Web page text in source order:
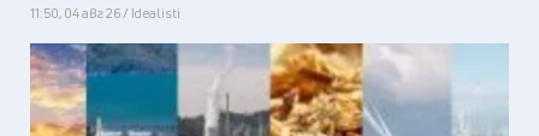
11:50, 04 авг 26 / Idealisti